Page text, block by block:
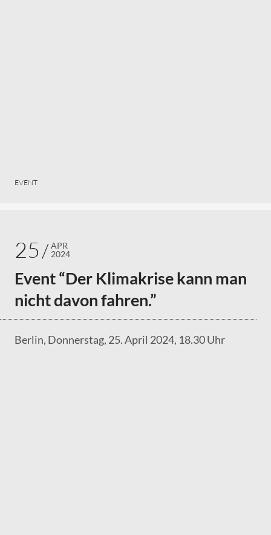
EVENT
25
APR
2024
Event “Der Klimakrise kann man
nicht davon fahren.”
Berlin, Donnerstag, 25. April 2024, 18.30 Uhr